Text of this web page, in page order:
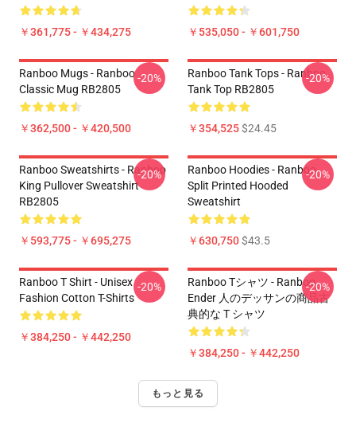
￥361,775 - ￥434,275 ￥535,050 - ￥601,750
Ranboo Mugs - Ranboo
Classic Mug RB2805
￥362,500 - ￥420,500
-20%
Ranboo Tank Tops - Ranboo
Tank Top RB2805
￥354,525$24.45
-20%
Ranboo Sweatshirts - Ranboo
King Pullover Sweatshirt
RB2805
￥593,775 - ￥695,275
-20%
Ranboo Hoodies - Ranboo
Split Printed Hooded
Sweatshirt
￥630,750$43.5
-20%
Ranboo T Shirt - Unisex
Fashion Cotton T-Shirts
￥384,250 - ￥442,250
-20%
Ranboo Tシャツ - Ranboo
Ender 人のデッサンの商品古
典的な T シャツ
￥384,250 - ￥442,250
-20%
もっと見る